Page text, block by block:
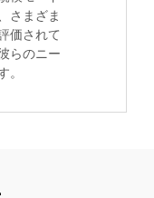
さまざま
価されて
らのニー